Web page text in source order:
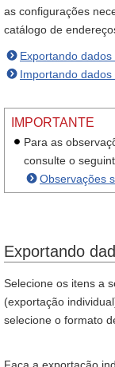
as configurações
catálogo de
Exportando dados
Importando dados
IMPORTANTE
Para as
consulte o
Observações
Exportando
Selecione os itens a
(exportação
selecione o formato